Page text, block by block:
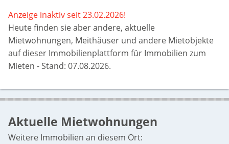
Anzeige inaktiv seit 23.02.2026!
Heute finden sie aberandere, aktuelle
Mietwohnungen, Meithäuser und andere Mietobjekte
auf dieser Immobilienplattform für Immobilien zum
Mieten - Stand: 07.08.2026.
Aktuelle Mietwohnungen
Weitere Immobilien an diesem Ort: